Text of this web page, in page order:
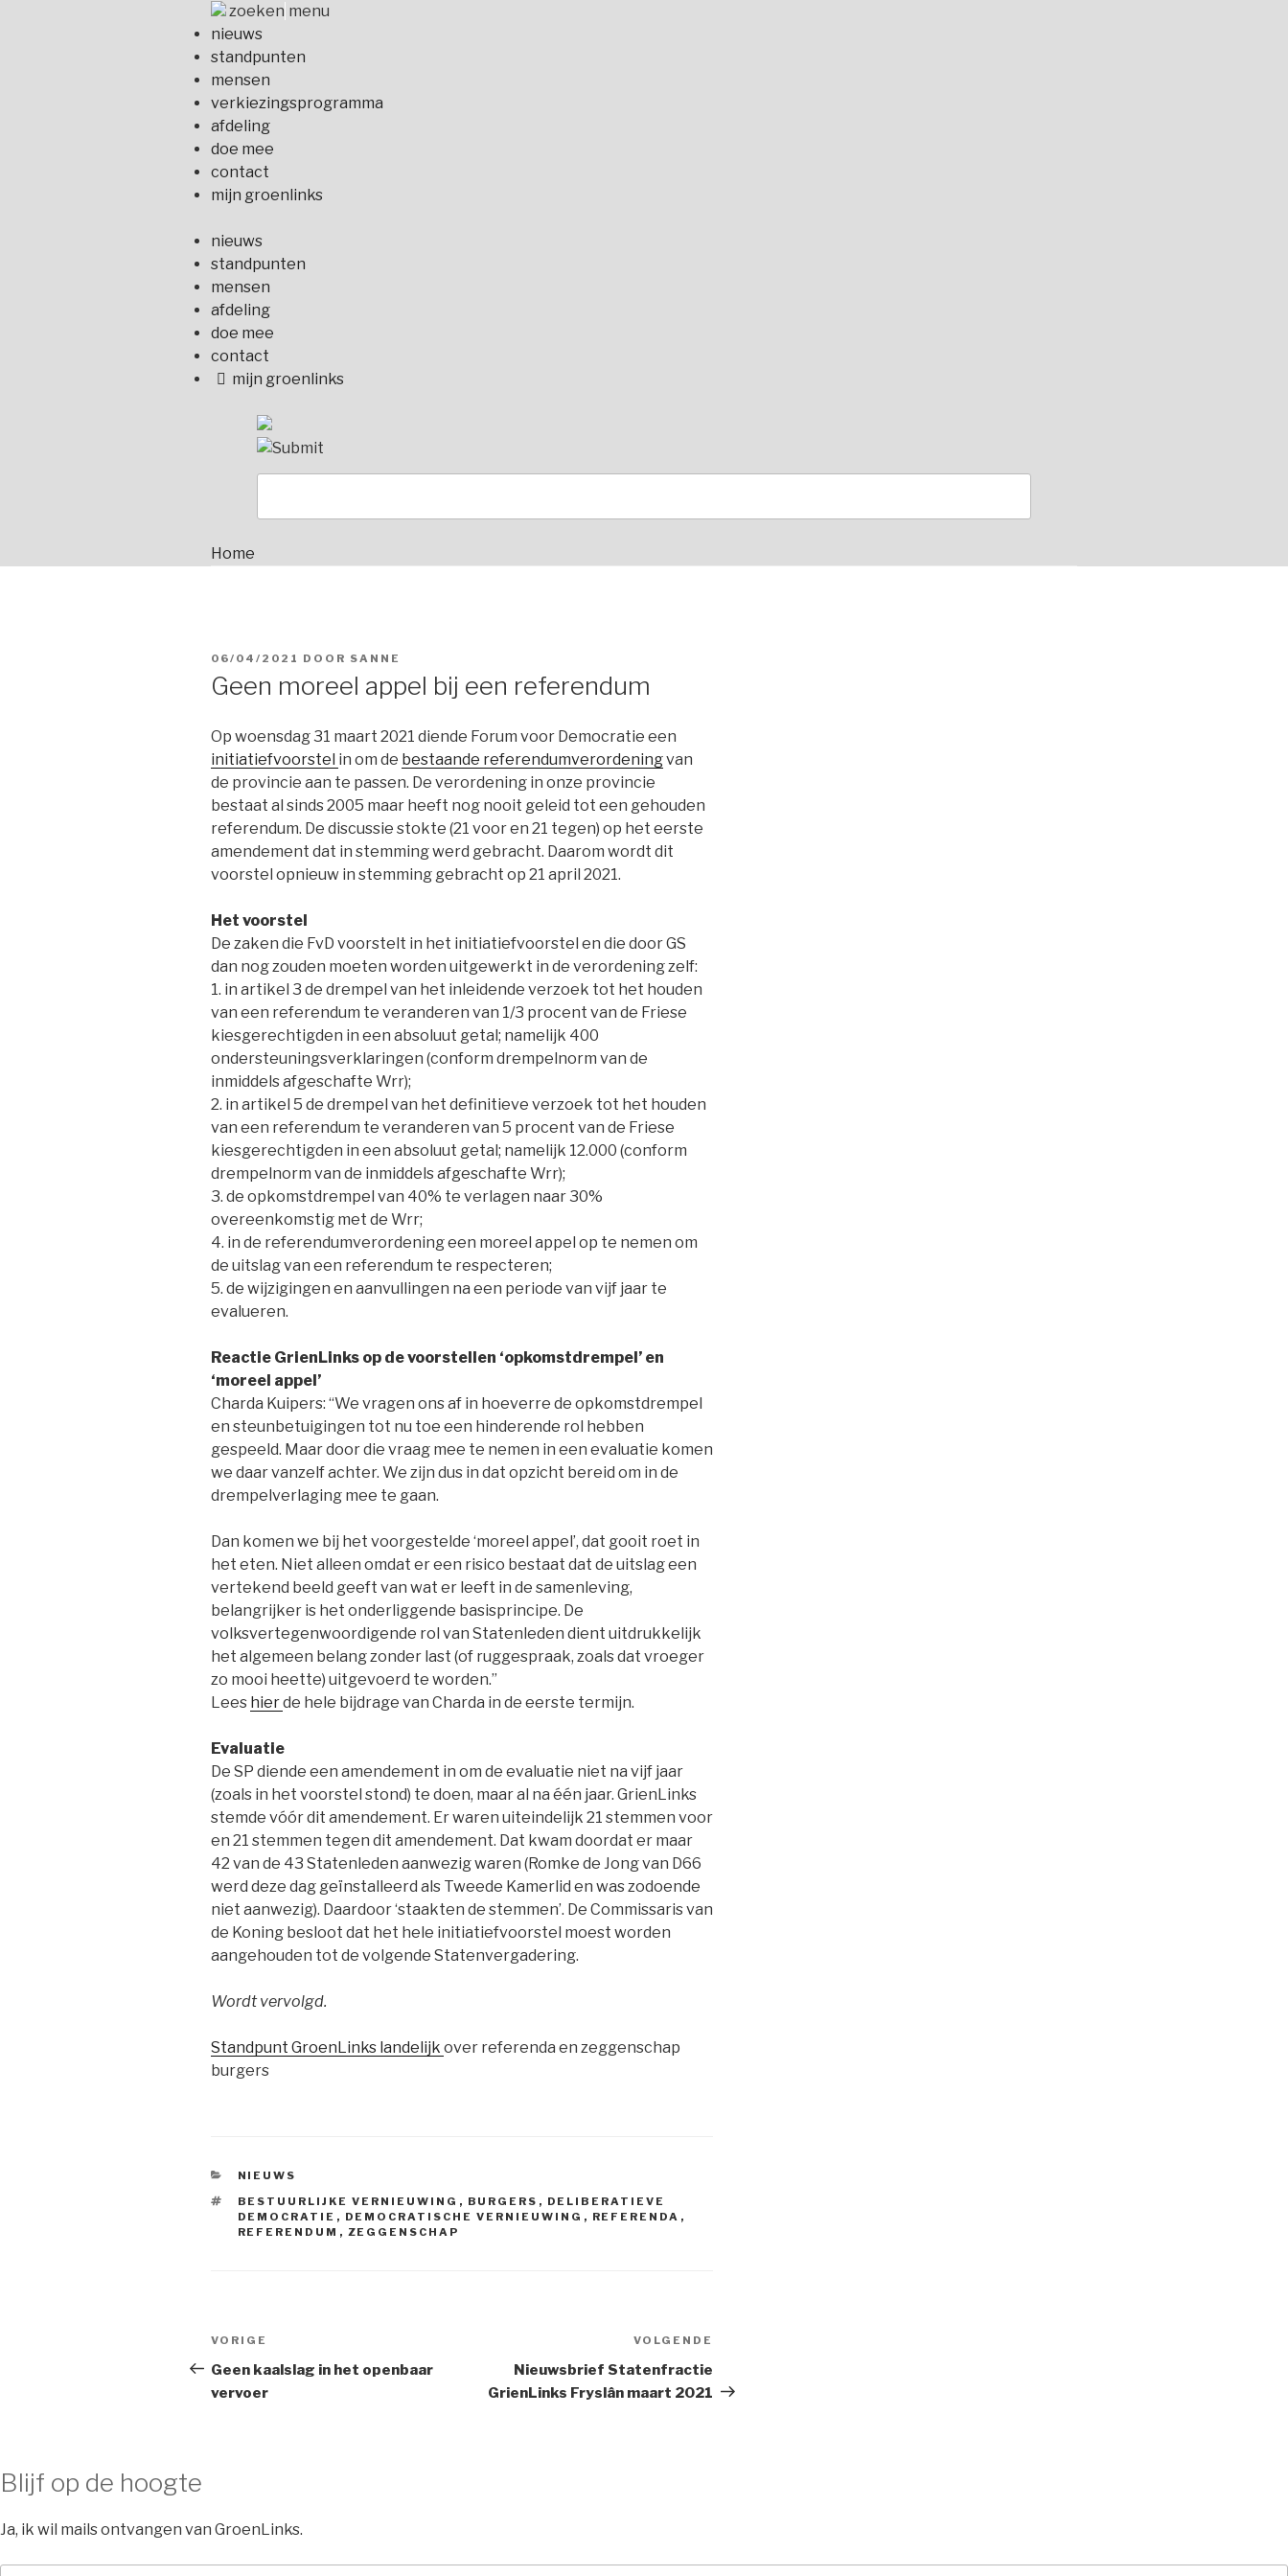
zoeken menu
nieuws
standpunten
mensen
verkiezingsprogramma
afdeling
doe mee
contact
mijn groenlinks
nieuws
standpunten
mensen
afdeling
doe mee
contact
mijn groenlinks
Home
GEPLAATST
06/04/2021 DOOR SANNE
Geen moreel appel bij een referendum
Op woensdag 31 maart 2021 diende Forum voor Democratie een
initiatiefvoorstel in om de bestaande referendumverordeningvan
de provincie aan te passen. De verordening in onze provincie
bestaat al sinds 2005 maar heeft nog nooit geleid tot een gehouden
referendum. De discussie stokte (21 voor en 21 tegen) op het eerste
amendement dat in stemming werd gebracht. Daarom wordt dit
voorstel opnieuw in stemming gebracht op 21 april 2021.
Het voorstel
De zaken die FvD voorstelt in het initiatiefvoorstel en die door GS
dan nog zouden moeten worden uitgewerkt in de verordening zelf:
1. in artikel 3 de drempel van het inleidende verzoek tot het houden
van een referendum te veranderen van 1/3 procent van de Friese
kiesgerechtigden in een absoluut getal; namelijk 400
ondersteuningsverklaringen (conform drempelnorm van de
inmiddels afgeschafte Wrr);
2. in artikel 5 de drempel van het definitieve verzoek tot het houden
van een referendum te veranderen van 5 procent van de Friese
kiesgerechtigden in een absoluut getal; namelijk 12.000 (conform
drempelnorm van de inmiddels afgeschafte Wrr);
3. de opkomstdrempel van 40% te verlagen naar 30%
overeenkomstig met de Wrr;
4. in de referendumverordening een moreel appel op te nemen om
de uitslag van een referendum te respecteren;
5. de wijzigingen en aanvullingen na een periode van vijf jaar te
evalueren.
Reactie GrienLinks op de voorstellen ‘opkomstdrempel’ en
‘moreel appel’
Charda Kuipers: “We vragen ons af in hoeverre de opkomstdrempel
en steunbetuigingen tot nu toe een hinderende rol hebben
gespeeld. Maar door die vraag mee te nemen in een evaluatie komen
we daar vanzelf achter. We zijn dus in dat opzicht bereid om in de
drempelverlaging mee te gaan.
Dan komen we bij het voorgestelde ‘moreel appel’, dat gooit roet in
het eten. Niet alleen omdat er een risico bestaat dat de uitslag een
vertekend beeld geeft van wat er leeft in de samenleving,
belangrijker is het onderliggende basisprincipe. De
volksvertegenwoordigende rol van Statenleden dient uitdrukkelijk
het algemeen belang zonder last (of ruggespraak, zoals dat vroeger
zo mooi heette) uitgevoerd te worden.”
Lees hierde hele bijdrage van Charda in de eerste termijn.
Evaluatie
De SP diende een amendement in om de evaluatie niet na vijf jaar
(zoals in het voorstel stond) te doen, maar al na één jaar. GrienLinks
stemde vóór dit amendement. Er waren uiteindelijk 21 stemmen voor
en 21 stemmen tegen dit amendement. Dat kwam doordat er maar
42 van de 43 Statenleden aanwezig waren (Romke de Jong van D66
werd deze dag geïnstalleerd als Tweede Kamerlid en was zodoende
niet aanwezig). Daardoor ‘staakten de stemmen’. De Commissaris van
de Koning besloot dat het hele initiatiefvoorstel moest worden
aangehouden tot de volgende Statenvergadering.
Wordt vervolgd.
Standpunt GroenLinks landelijk over referenda en zeggenschap
burgers
CATEGORIEËN
NIEUWS
TAGS
BESTUURLIJKE VERNIEUWING , BURGERS , DELIBERATIEVE
DEMOCRATIE , DEMOCRATISCHE VERNIEUWING , REFERENDA ,
REFERENDUM , ZEGGENSCHAP
Bericht
navigatie
Vorig
bericht
VORIGE
Geen kaalslag in het openbaar
vervoer
VOLGENDE
Nieuwsbrief Statenfractie
GrienLinks Fryslân maart 2021
Blijf op de hoogte
Ja, ik wil mails ontvangen van GroenLinks.